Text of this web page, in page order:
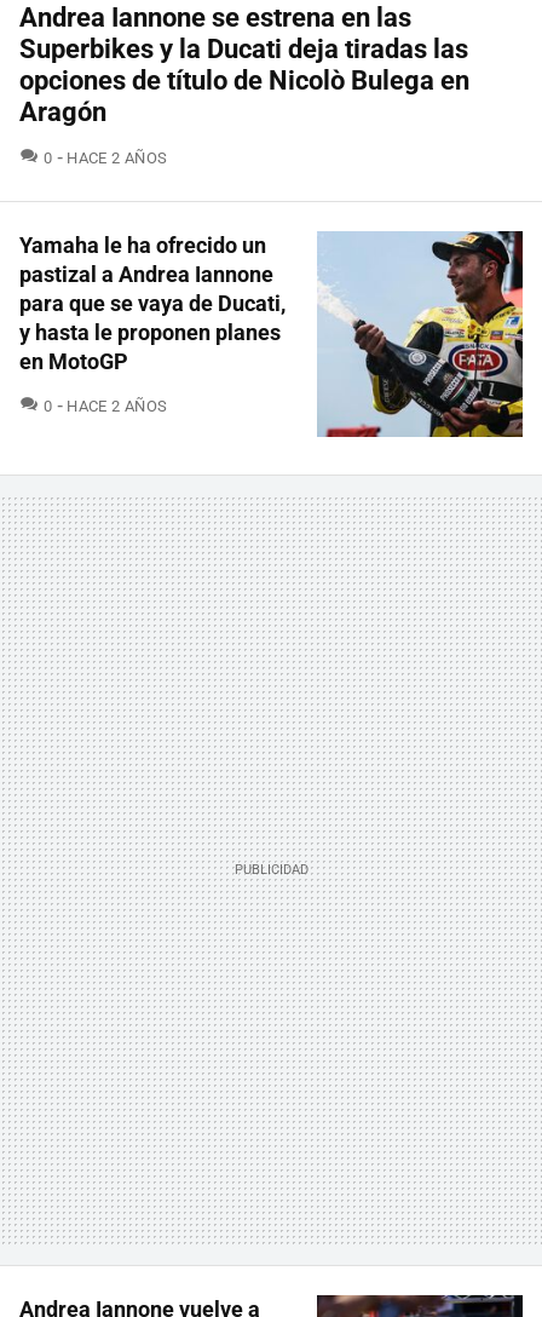
Andrea Iannone se estrena en las
Superbikes y la Ducati deja tiradas las
opciones de título de Nicolò Bulega en
Aragón
0 COMENTARIOS
HACE 2 AÑOS
Yamaha le ha ofrecido un
pastizal a Andrea Iannone
para que se vaya de Ducati,
y hasta le proponen planes
en MotoGP
0 COMENTARIOS
HACE 2 AÑOS
Andrea Iannone vuelve a